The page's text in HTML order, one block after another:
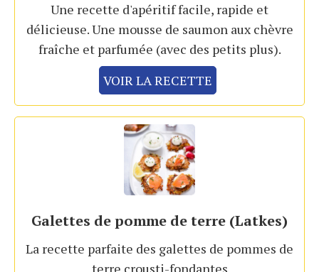
Une recette d'apéritif facile, rapide et
délicieuse. Une mousse de saumon aux chèvre
fraîche et parfumée (avec des petits plus).
VOIR LA RECETTE
Galettes de pomme de terre (Latkes)
La recette parfaite des galettes de pommes de
terre crousti-fondantes